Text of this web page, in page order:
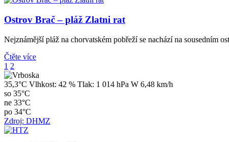
Ostrov Brač – pláž Zlatni rat
Nejznámější pláž na chorvatském pobřeží se nachází na sousedním
Čtěte více
1 2
35,3°C Vlhkost: 42 % Tlak: 1 014 hPa W 6,48 km/h
so 35°C
ne 33°C
po 34°C
Zdroj: DHMZ